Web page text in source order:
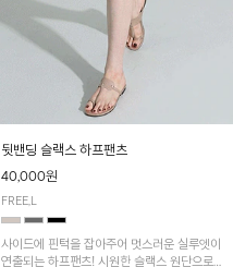
뒷밴딩 슬랙스 하프팬츠
40,000원
FREE,L
사이드에 핀턱을 잡아주어 멋스러운 실루엣이
연출되는 하프팬츠! 시원한 슬랙스 원단으로